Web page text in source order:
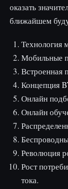
оказать
ближайшем
Технология
Мобильные
Встроенная
Концепция
Онлайн
Онлайн
Революция
Рост
тока.